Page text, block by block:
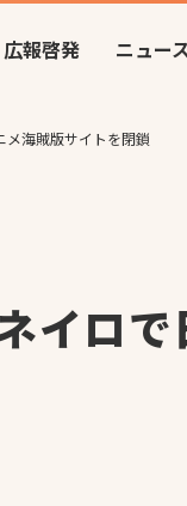
広報啓発 ニュー
メ海賊版サイトを閉鎖
イロ